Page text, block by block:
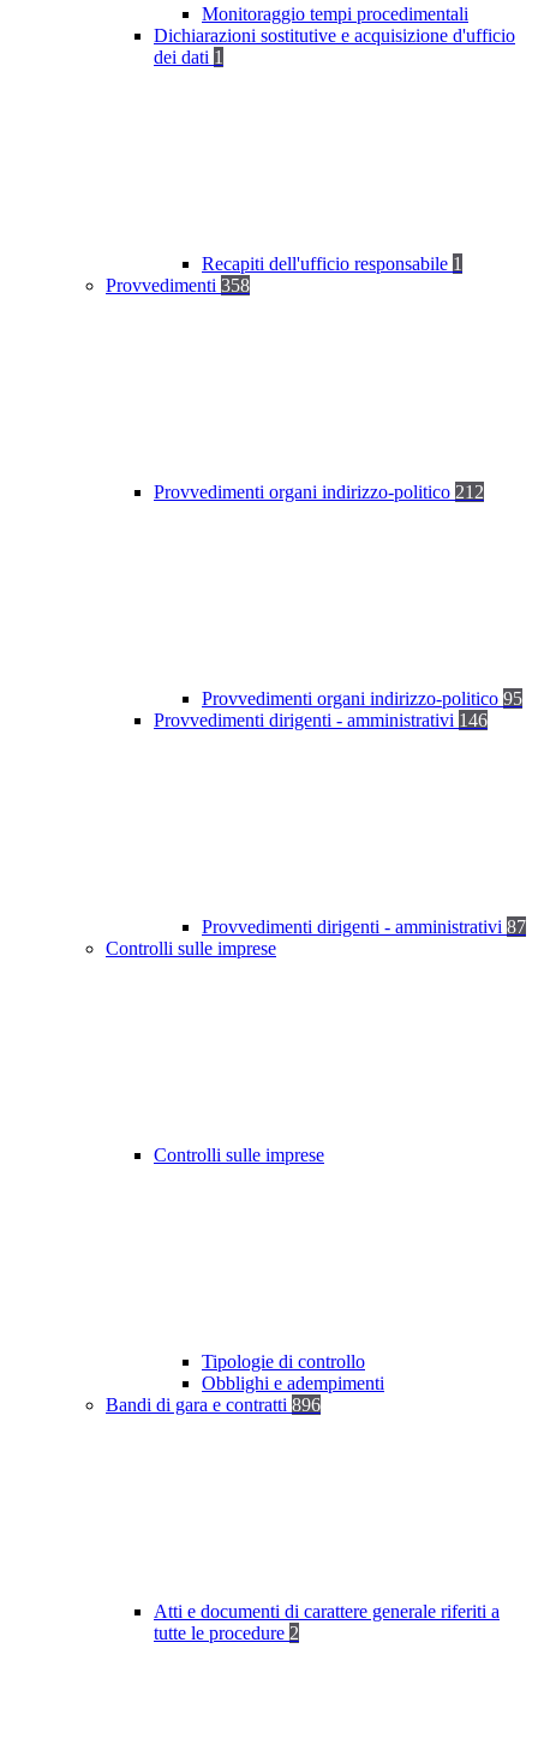
Monitoraggio tempi procedimentali
Dichiarazioni sostitutive e acquisizione d'ufficio
dei dati 1
Recapiti dell'ufficio responsabile 1
Provvedimenti 358
Provvedimenti organi indirizzo-politico 212
Provvedimenti organi indirizzo-politico 95
Provvedimenti dirigenti - amministrativi 146
Provvedimenti dirigenti - amministrativi 87
Controlli sulle imprese
Controlli sulle imprese
Tipologie di controllo
Obblighi e adempimenti
Bandi di gara e contratti 896
Atti e documenti di carattere generale riferiti a
tutte le procedure 2